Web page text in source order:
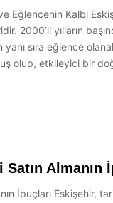
Eğlencenin Kalbi
2000’li yılların
sıra eğlence
olup, etkileyici bir
Almanın
İpuçları